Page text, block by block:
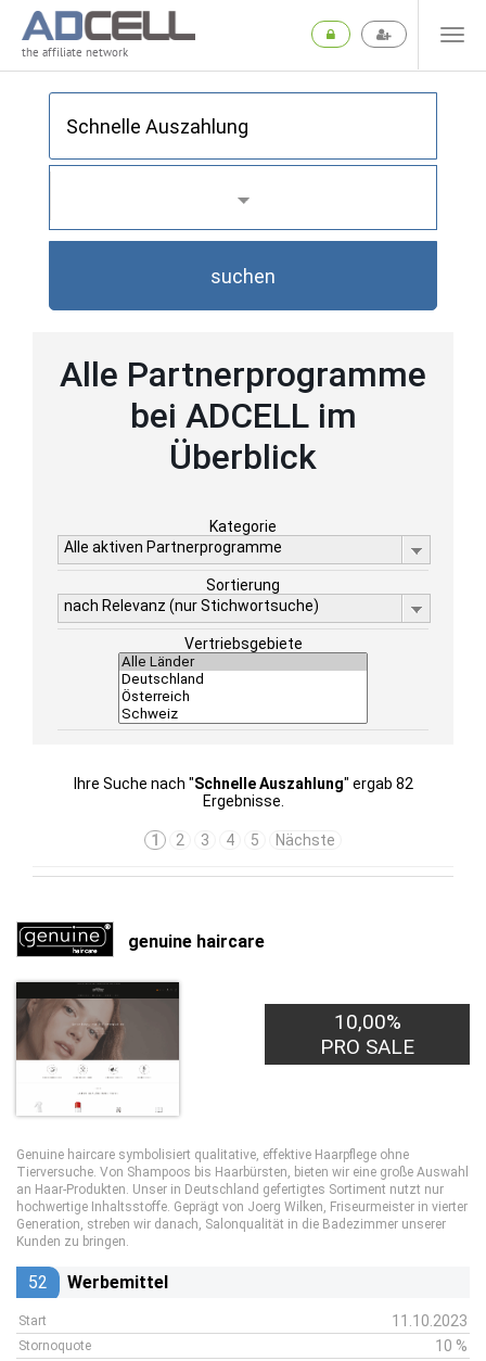
the affiliate network
suchen
Alle Partnerprogramme
bei ADCELL im
Überblick
Kategorie
Alle aktiven Partnerprogramme
Sortierung
nach Relevanz (nur Stichwortsuche)
Vertriebsgebiete
Ihre Suche nach "Schnelle Auszahlung" ergab 82
Ergebnisse.
1 2 3 4 5 Nächste
genuine haircare
10,00%
PRO SALE
Genuine haircare symbolisiert qualitative, effektive Haarpflege ohne
Tierversuche. Von Shampoos bis Haarbürsten, bieten wir eine große Auswahl
an Haar-Produkten. Unser in Deutschland gefertigtes Sortiment nutzt nur
hochwertige Inhaltsstoffe. Geprägt von Joerg Wilken, Friseurmeister in vierter
Generation, streben wir danach, Salonqualität in die Badezimmer unserer
Kunden zu bringen.
52 Werbemittel
Start 11.10.2023
Stornoquote 10 %